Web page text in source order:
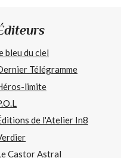
bleu du ciel
Télégramme
limite
de l'Atelier In8
Castor Astral